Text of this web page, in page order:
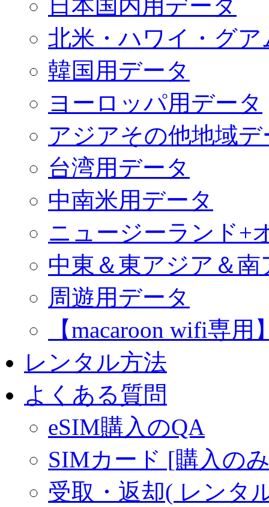
日本国内用データ
北米・ハワイ・グ
韓国用データ
ヨーロッパ用データ
アジアその他地域デ
台湾用データ
中南米用データ
ニュージーランド+
中東＆東アジア＆
周遊用データ
【macaroon wifi専
レンタル方法
よくある質問
eSIM購入のQA
SIMカード [購入の
受取・返却( レンタ